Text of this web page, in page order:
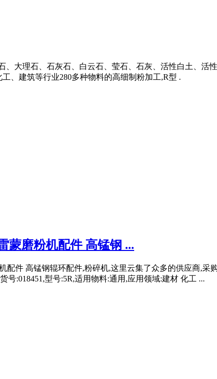
大理石、石灰石、白云石、莹石、石灰、活性白土、活
、建筑等行业280多种物料的高细制粉加工,R型 .
蒙磨粉机配件 高锰钢 ...
配件 高锰钢辊环配件,粉碎机,这里云集了众多的供应商,
号:018451,型号:5R,适用物料:通用,应用领域:建材 化工 ...